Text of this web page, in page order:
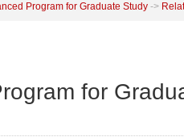
Program for Graduate Study ->
for